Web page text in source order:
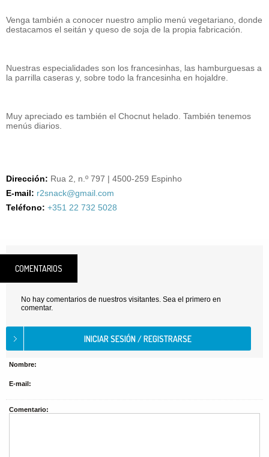
Venga también a conocer nuestro amplio menú vegetariano, donde
destacamos el seitán y queso de soja de la propia fabricación.
Nuestras especialidades son los francesinhas, las hamburguesas a
la parrilla caseras y, sobre todo la francesinha en hojaldre.
Muy apreciado es también el Chocnut helado. También tenemos
menús diarios.
Dirección: Rua 2, n.º 797 | 4500-259 Espinho
E-mail: r2snack@gmail.com
Teléfono: +351 22 732 5028
COMENTARIOS
No hay comentarios de nuestros visitantes. Sea el primero en
comentar.
Nombre:
E-mail:
Comentario: